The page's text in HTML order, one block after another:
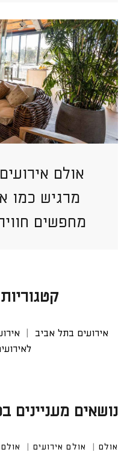
אולם
מרגיש כמו
מחפשים
אירועים בתל אביב
נושאים מעניינים
אולם אולם אירועים אולם